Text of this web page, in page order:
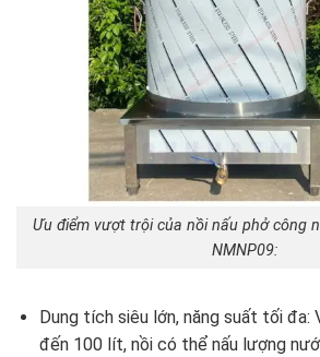
Ưu điểm vượt trội của nồi nấu phở công
NMNP09:
Dung tích siêu lớn, năng suất tối đa:
đến 100 lít, nồi có thể nấu lượng